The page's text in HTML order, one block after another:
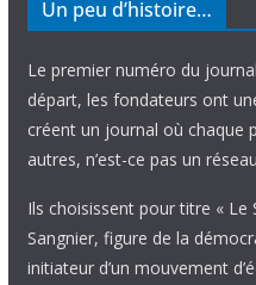
Un peu d’histoire…
Le premier numéro du
départ, les fondateurs ont
créent un journal où chaque
autres, n’est-ce pas un
Ils choisissent pour titre « Le
Sangnier, figure de la
initiateur d’un mouvement